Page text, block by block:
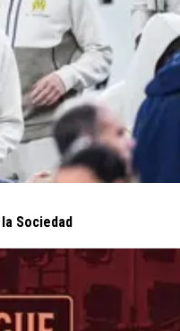
03 juin 2026 à 12:16 + 485
Sociedad